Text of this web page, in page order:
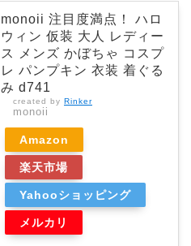
monoii 注目度満点！ ハロ
ウィン 仮装 大人 レディー
ス メンズ かぼちゃ コスプ
レ パンプキン 衣装 着ぐる
み d741
created by Rinker
monoii
Amazon
楽天市場
Yahooショッピング
メルカリ